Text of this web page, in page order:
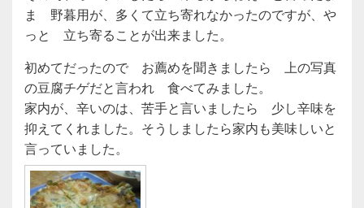
ま 野暮用が、多くて立ち寄れなかったのですが、や
っと 立ち寄ることが出来ました。
初めてだったので お薦めを聞きましたら 上の写真
の豆腐チゲだと言われ 食べてみました。
家内が、辛いのは、苦手と言いましたら 少し辛味を
抑えてくれました。そうしましたら家内も美味しいと
言っていました。